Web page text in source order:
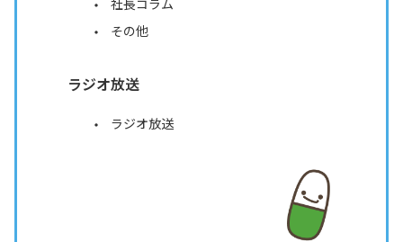
社長コラム
その他
ラジオ放送
ラジオ放送